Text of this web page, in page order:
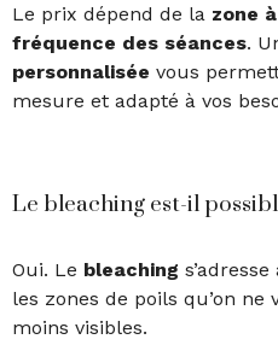
Le prix dépend de la zone
fréquence des séances.
personnalisée vous
mesure et adapté à vos
Le bleaching est-il
Oui. Le bleaching
les zones de poils qu’on
moins visibles.